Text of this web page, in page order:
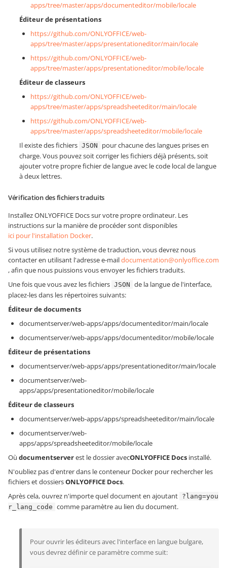
apps/tree/master/apps/documenteditor/mobile/locale
Éditeur de présentations
https://github.com/ONLYOFFICE/web-
apps/tree/master/apps/presentationeditor/main/locale
https://github.com/ONLYOFFICE/web-
apps/tree/master/apps/presentationeditor/mobile/locale
Éditeur de classeurs
https://github.com/ONLYOFFICE/web-
apps/tree/master/apps/spreadsheeteditor/main/locale
https://github.com/ONLYOFFICE/web-
apps/tree/master/apps/spreadsheeteditor/mobile/locale
Il existe des fichiers JSON
pour chacune des langues prises en
charge. Vous pouvez soit corriger les fichiers déjà présents, soit
ajouter votre propre fichier de langue avec le code local de langue
à deux lettres.
Vérification des fichiers traduits
Installez ONLYOFFICE Docs sur votre propre ordinateur. Les
instructions sur la manière de procéder sont disponibles
ici pour l'installation Docker.
Si vous utilisez notre système de traduction, vous devrez nous
contacter en utilisant l'adresse e-maildocumentation@onlyoffice.com
, afin que nous puissions vous envoyer les fichiers traduits.
Une fois que vous avez les fichiers JSON de la langue de l'interface,
placez-les dans les répertoires suivants:
Éditeur de documents
documentserver/web-apps/apps/documenteditor/main/locale
documentserver/web-apps/apps/documenteditor/mobile/locale
Éditeur de présentations
documentserver/web-apps/apps/presentationeditor/main/locale
documentserver/web-
apps/apps/presentationeditor/mobile/locale
Éditeur de classeurs
documentserver/web-apps/apps/spreadsheeteditor/main/locale
documentserver/web-
apps/apps/spreadsheeteditor/mobile/locale
Où documentserverest le dossier avecONLYOFFICE Docs installé.
N'oubliez pas d'entrer dans le conteneur Docker pour rechercher les
fichiers et dossiersONLYOFFICE Docs.
Après cela, ouvrez n'importe quel document en ajoutant ?lang=you
r_lang_code comme paramètre au lien du document.
Pour ouvrir les éditeurs avec l'interface en langue bulgare,
vous devrez définir ce paramètre comme suit: